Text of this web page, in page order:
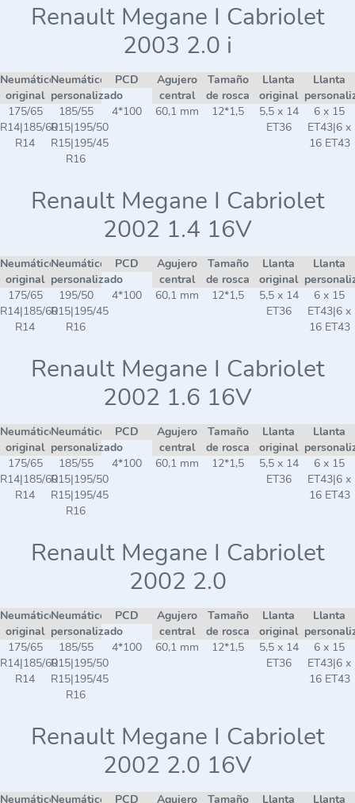
Renault Megane I Cabriolet
2003 2.0 i
Neumático
original
Neumático
personalizado
PCD
Agujero
central
Tamaño
de rosca
Llanta
original
Llanta
175/65
R14|185/60
R14
185/55
R15|195/50
R15|195/45
R16
4*100 60,1 mm 12*1,5
5,5 x 14
ET36
6 x 15
ET43|6 x
16 ET43
Renault Megane I Cabriolet
2002 1.4 16V
Neumático
original
Neumático
personalizado
PCD
Agujero
central
Tamaño
de rosca
Llanta
original
Llanta
175/65
R14|185/60
R14
195/50
R15|195/45
R16
4*100 60,1 mm 12*1,5
5,5 x 14
ET36
6 x 15
ET43|6 x
16 ET43
Renault Megane I Cabriolet
2002 1.6 16V
Neumático
original
Neumático
personalizado
PCD
Agujero
central
Tamaño
de rosca
Llanta
original
Llanta
175/65
R14|185/60
R14
185/55
R15|195/50
R15|195/45
R16
4*100 60,1 mm 12*1,5
5,5 x 14
ET36
6 x 15
ET43|6 x
16 ET43
Renault Megane I Cabriolet
2002 2.0
Neumático
original
Neumático
personalizado
PCD
Agujero
central
Tamaño
de rosca
Llanta
original
Llanta
175/65
R14|185/60
R14
185/55
R15|195/50
R15|195/45
R16
4*100 60,1 mm 12*1,5
5,5 x 14
ET36
6 x 15
ET43|6 x
16 ET43
Renault Megane I Cabriolet
2002 2.0 16V
NeumáticoNeumático PCD Agujero Tamaño Llanta Llanta